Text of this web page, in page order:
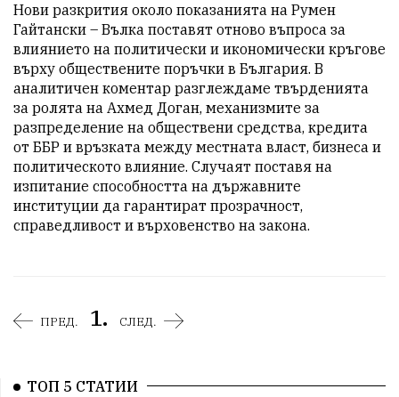
Нови разкрития около показанията на Румен
Гайтански – Вълка поставят отново въпроса за
влиянието на политически и икономически кръгове
върху обществените поръчки в България. В
аналитичен коментар разглеждаме твърденията
за ролята на Ахмед Доган, механизмите за
разпределение на обществени средства, кредита
от ББР и връзката между местната власт, бизнеса и
политическото влияние. Случаят поставя на
изпитание способността на държавните
институции да гарантират прозрачност,
справедливост и върховенство на закона.
ПРЕД. 1. СЛЕД.
ТОП 5 СТАТИИ